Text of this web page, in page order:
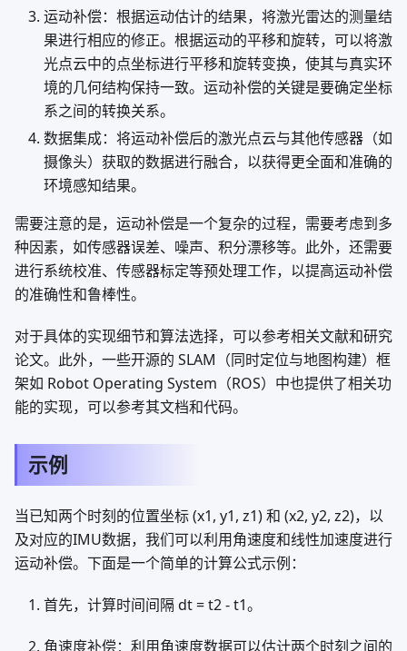
运动补偿：根据运动估计的结果，将激光雷达的测量结
果进行相应的修正。根据运动的平移和旋转，可以将激
光点云中的点坐标进行平移和旋转变换，使其与真实环
境的几何结构保持一致。运动补偿的关键是要确定坐标
系之间的转换关系。
数据集成：将运动补偿后的激光点云与其他传感器（如
摄像头）获取的数据进行融合，以获得更全面和准确的
环境感知结果。
需要注意的是，运动补偿是一个复杂的过程，需要考虑到多
种因素，如传感器误差、噪声、积分漂移等。此外，还需要
进行系统校准、传感器标定等预处理工作，以提高运动补偿
的准确性和鲁棒性。
对于具体的实现细节和算法选择，可以参考相关文献和研究
论文。此外，一些开源的 SLAM（同时定位与地图构建）框
架如 Robot Operating System（ROS）中也提供了相关功
能的实现，可以参考其文档和代码。
示例
当已知两个时刻的位置坐标 (x1, y1, z1) 和 (x2, y2, z2)，以
及对应的IMU数据，我们可以利用角速度和线性加速度进行
运动补偿。下面是一个简单的计算公式示例：
首先，计算时间间隔 dt = t2 - t1。
角速度补偿：利用角速度数据可以估计两个时刻之间的